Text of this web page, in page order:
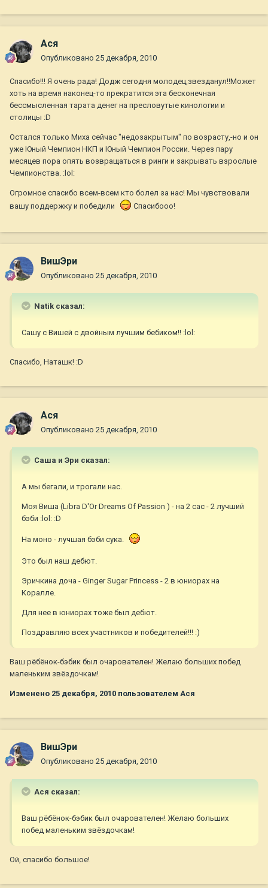
Ася
Опубликовано 25 декабря, 2010
Спасибо!!! Я очень рада! Додж сегодня молодец,звезданул!!Может
хоть на время наконец-то прекратится эта бесконечная
бессмысленная тарата денег на пресловутые кинологии и
столицы :D
Остался только Миха сейчас "недозакрытым" по возрасту,-но и он
уже Юный Чемпион НКП и Юный Чемпион России. Через пару
месяцев пора опять возвращаться в ринги и закрывать взрослые
Чемпионства. :lol:
Огромное спасибо всем-всем кто болел за нас! Мы чувствовали
вашу поддержку и победили
Спасибооо!
ВишЭри
Опубликовано 25 декабря, 2010
Natik сказал:
Сашу с Вишей с двойным лучшим бебиком!! :lol:
Спасибо, Наташк! :D
Ася
Опубликовано 25 декабря, 2010
Саша и Эри сказал:
А мы бегали, и трогали нас.
Моя Виша (Libra D'Or Dreams Of Passion ) - на 2 сас - 2 лучший
бэби :lol: :D
На моно - лучшая бэби сука.
Это был наш дебют.
Эричкина доча - Ginger Sugar Princess - 2 в юниорах на
Коралле.
Для нее в юниорах тоже был дебют.
Поздравляю всех участников и победителей!!! :)
Ваш рёбёнок-бэбик был очарователен! Желаю больших побед
маленьким звёздочкам!
Изменено 25 декабря, 2010 пользователем Ася
ВишЭри
Опубликовано 25 декабря, 2010
Ася сказал:
Ваш рёбёнок-бэбик был очарователен! Желаю больших
побед маленьким звёздочкам!
Ой, спасибо большое!